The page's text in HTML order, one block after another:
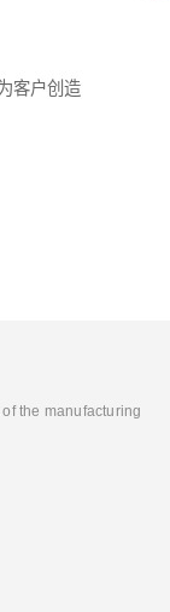
客户创造
the manufacturing